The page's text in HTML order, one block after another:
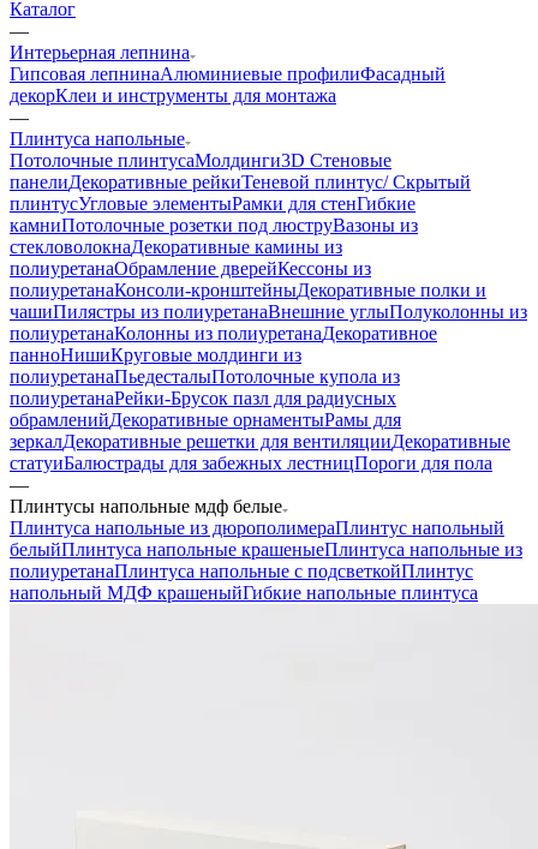
Каталог
—
Интерьерная лепнина
Гипсовая лепнинаАлюминиевые профилиФасадный
декорКлеи и инструменты для монтажа
—
Плинтуса напольные
Потолочные плинтусаМолдинги3D Стеновые
панелиДекоративные рейкиТеневой плинтус/ Скрытый
плинтусУгловые элементыРамки для стенГибкие
камниПотолочные розетки под люструВазоны из
стекловолокнаДекоративные камины из
полиуретанаОбрамление дверейКессоны из
полиуретанаКонсоли-кронштейныДекоративные полки и
чашиПилястры из полиуретанаВнешние углыПолуколонны из
полиуретанаКолонны из полиуретанаДекоративное
панноНишиКруговые молдинги из
полиуретанаПьедесталыПотолочные купола из
полиуретанаРейки-Брусок пазл для радиусных
обрамленийДекоративные орнаментыРамы для
зеркалДекоративные решетки для вентиляцииДекоративные
статуиБалюстрады для забежных лестницПороги для пола
—
Плинтусы напольные мдф белые
Плинтуса напольные из дюрополимераПлинтус напольный
белыйПлинтуса напольные крашеныеПлинтуса напольные из
полиуретанаПлинтуса напольные с подсветкойПлинтус
напольный МДФ крашеныйГибкие напольные плинтуса